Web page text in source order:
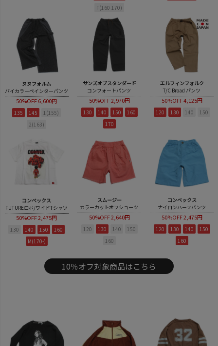
F(160-170)
ヌヌフォルム
バイカラーペインターパンツ
50%OFF6,600円
135 145
1(155)
2(163)
サンズオブスタンダード
コンフォートパンツ
50%OFF2,970円
130 140 150
160
170
エルフィンフォルク
T/C Broad パンツ
50%OFF4,125円
120 130 140 150
コンベックス
FUTUREロボ/ワイドTシャツ
50%OFF2,475円
130 140 150
160
M(170-)
スムージー
カラーカットオフショーツ
50%OFF2,640円
120 130 140
150
160
コンベックス
ナイロンハーフパンツ
50%OFF2,475円
120 130 140
150
160
10％オフ対象商品はこちら